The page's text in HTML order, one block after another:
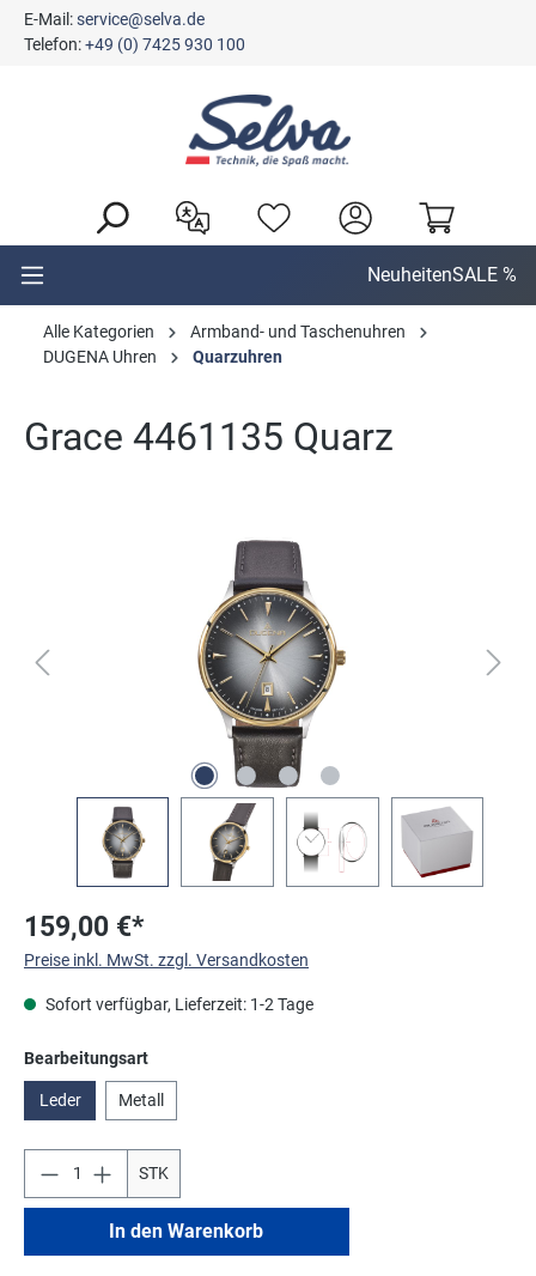
springen
E-Mail:service@selva.de
Telefon:+49 (0) 7425 930 100
NeuheitenSALE %
Alle Kategorien
Armband- und Taschenuhren
DUGENA Uhren
Quarzuhren
Grace 4461135 Quarz
159,00 €*
Preise inkl. MwSt. zzgl. Versandkosten
Sofort verfügbar, Lieferzeit: 1-2 Tage
Bearbeitungsartauswählen
Leder Metall
STK
In den Warenkorb